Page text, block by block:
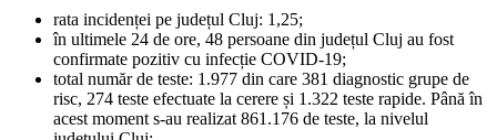
rata incidenței pe județul Cluj: 1,25;
în ultimele 24 de ore, 48 persoane din județul Cluj au fost
confirmate pozitiv cu infecție COVID-19;
total număr de teste: 1.977 din care 381 diagnostic grupe de
risc, 274 teste efectuate la cerere și 1.322 teste rapide. Până în
acest moment s-au realizat 861.176 de teste, la nivelul